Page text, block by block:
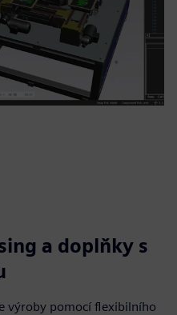
a doplňky s
výroby pomocí flexibilního